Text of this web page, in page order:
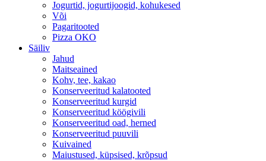
Jogurtid, jogurtijoogid, kohukesed
Või
Pagaritooted
Pizza OKO
Säiliv
Jahud
Maitseained
Kohv, tee, kakao
Konserveeritud kalatooted
Konserveeritud kurgid
Konserveeritud köögivili
Konserveeritud oad, herned
Konserveeritud puuvili
Kuivained
Maiustused, küpsised, krõpsud